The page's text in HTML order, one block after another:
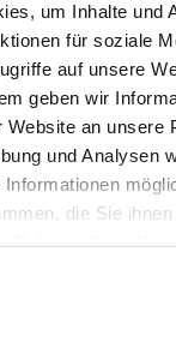
um Inhalte und
für soziale
auf unsere
geben wir
Website an unsere
und Analysen
die Sie
Umsetzung
innen im
Entwicklung und
und